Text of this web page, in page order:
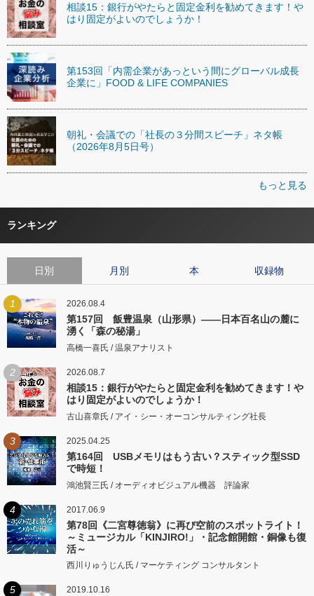
相談15：銀行がやたらと固定金利を勧めてきます！や
はり固定がよいのでしょうか！
第153回「内需企業があっという間にグローバル成長
企業に」FOOD & LIFE COMPANIES
朝礼・会議での「社長の３分間スピーチ」ネタ帳
（2026年8月5日号）
もっと見る
ランキング
日別 月別 本 収録物
1 2026.08.4
第157回 飯豊温泉（山形県）――日本百名山の麓に
湧く「森の秘湯」
高橋一喜氏 / 温泉アナリスト
2 2026.08.7
相談15：銀行がやたらと固定金利を勧めてきます！や
はり固定がよいのでしょうか！
古山喜章氏 / アイ・シー・オーコンサルティング社長
3 2025.04.25
第164回 USBメモリはもう古い？スティック型SSD
で時短！
鴻池賢三氏 / オーディオビジュアル機器 評論家
4 2017.06.9
第78回《二宮尊徳翁》に再び空前のスポットライト！
～ミュージカル「KINJIRO!」・記念館開館・銅像も復
活～
西川りゅうじん氏 / マーケティング コンサルタント
5 2019.10.16